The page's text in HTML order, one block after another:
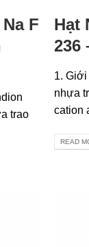
F
trao
Hạt
236
1. Giới
nhựa
cation
READ